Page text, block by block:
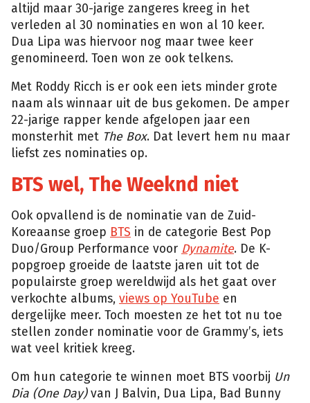
altijd maar 30-jarige zangeres kreeg in het
verleden al 30 nominaties en won al 10 keer.
Dua Lipa was hiervoor nog maar twee keer
genomineerd. Toen won ze ook telkens.
Met Roddy Ricch is er ook een iets minder grote
naam als winnaar uit de bus gekomen. De amper
22-jarige rapper kende afgelopen jaar een
monsterhit met The Box. Dat levert hem nu maar
liefst zes nominaties op.
BTS wel, The Weeknd niet
Ook opvallend is de nominatie van de Zuid-
Koreaanse groep BTS in de categorie Best Pop
Duo/Group Performance voor Dynamite. De K-
popgroep groeide de laatste jaren uit tot de
populairste groep wereldwijd als het gaat over
verkochte albums, views op YouTube en
dergelijke meer. Toch moesten ze het tot nu toe
stellen zonder nominatie voor de Grammy’s, iets
wat veel kritiek kreeg.
Om hun categorie te winnen moet BTS voorbij Un
Dia (One Day)van J Balvin, Dua Lipa, Bad Bunny